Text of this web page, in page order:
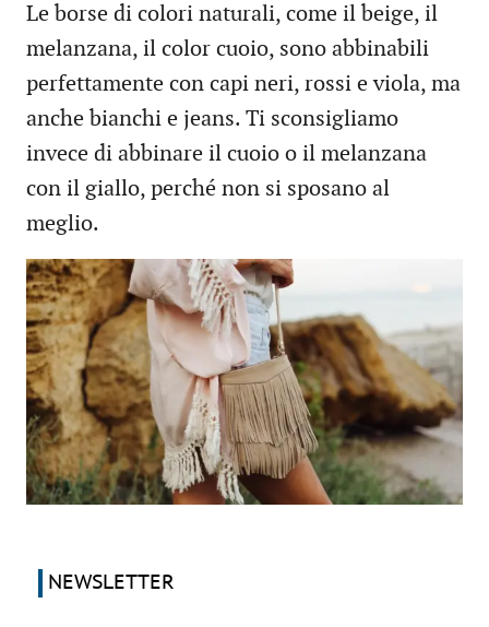
Le borse di colori naturali, come il beige, il
melanzana, il color cuoio, sono abbinabili
perfettamente con capi neri, rossi e viola, ma
anche bianchi e jeans. Ti sconsigliamo
invece di abbinare il cuoio o il melanzana
con il giallo, perché non si sposano al
meglio.
NEWSLETTER